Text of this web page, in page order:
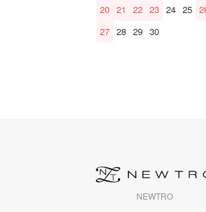
20 21 22 23 24 25
27 28 29 30
NEWTRO